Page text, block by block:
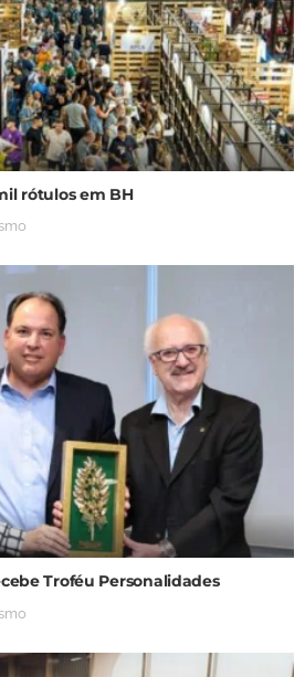
rótulos em BH
Troféu Personalidades